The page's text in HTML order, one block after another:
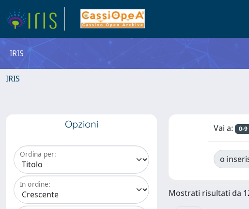
IRIS
IRIS
Opzioni
Ordina per:
In ordine:
Vai a: 0-9
o
Mostrati risultati da